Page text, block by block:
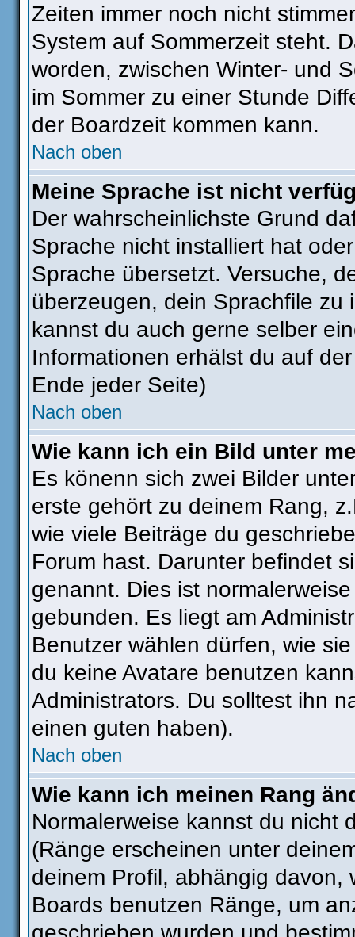
Zeiten immer noch nicht
System auf Sommerzeit steht.
worden, zwischen Winter- und
im Sommer zu einer Stunde
der Boardzeit kommen kann.
Nach oben
Meine Sprache ist nicht
Der wahrscheinlichste Grund
Sprache nicht installiert hat
Sprache übersetzt. Versuche,
überzeugen, dein Sprachfile zu
kannst du auch gerne selber
Informationen erhälst du auf
Ende jeder Seite)
Nach oben
Wie kann ich ein Bild unter
Es könenn sich zwei Bilder
erste gehört zu deinem Rang,
wie viele Beiträge du
Forum hast. Darunter befindet
genannt. Dies ist
gebunden. Es liegt am
Benutzer wählen dürfen, wie
du keine Avatare benutzen
Administrators. Du solltest ihn
einen guten haben).
Nach oben
Wie kann ich meinen Rang
Normalerweise kannst du nicht
(Ränge erscheinen unter
deinem Profil, abhängig
Boards benutzen Ränge, um